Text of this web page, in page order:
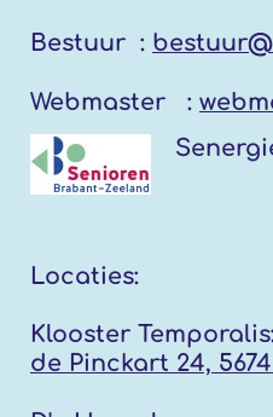
Bestuur :
Webmaster :
Locaties:
Klooster
de Pinckart 24,